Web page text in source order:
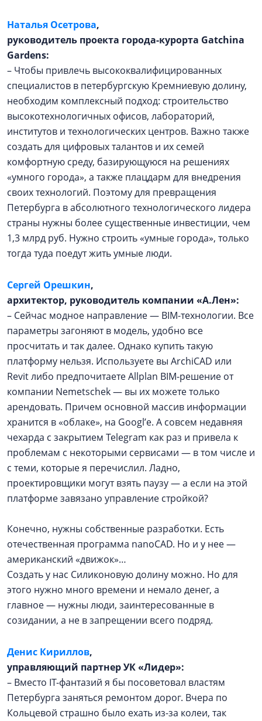
Наталья Осетрова,
руководитель проекта города-курорта Gatchina
Gardens:
– Чтобы привлечь высококвалифицированных
специалистов в петербургскую Кремниевую долину,
необходим комплексный подход: строительство
высокотехнологичных офисов, лабораторий,
институтов и технологических центров. Важно также
создать для цифровых талантов и их семей
комфортную среду, базирующуюся на решениях
«умного города», а также плацдарм для внедрения
своих технологий. Поэтому для превращения
Петербурга в абсолютного технологического лидера
страны нужны более существенные инвестиции, чем
1,3 млрд руб. Нужно строить «умные города», только
тогда туда поедут жить умные люди.
Сергей Орешкин,
архитектор, руководитель компании «А.Лен»:
– Сейчас модное направление — BIM-технологии. Все
параметры загоняют в модель, удобно все
просчитать и так далее. Однако купить такую
платформу нельзя. Используете вы ArchiCAD или
Revit либо предпочитаете Allplan BIM-решение от
компании Nemetschek — вы их можете только
арендовать. Причем основной массив информации
хранится в «облаке», на Googl’е. А совсем недавняя
чехарда с закрытием Telegram как раз и привела к
проблемам с некоторыми сервисами — в том числе и
с теми, которые я перечислил. Ладно,
проектировщики могут взять паузу — а если на этой
платформе завязано управление стройкой?
Конечно, нужны собственные разработки. Есть
отечественная программа nanoCAD. Но и у нее —
американский «движок»…
Создать у нас Силиконовую долину можно. Но для
этого нужно много времени и немало денег, а
главное — нужны люди, заинтересованные в
созидании, а не в запрещении всего подряд.
Денис Кириллов,
управляющий партнер УК «Лидер»:
– Вместо IT-фантазий я бы посоветовал властям
Петербурга заняться ремонтом дорог. Вчера по
Кольцевой страшно было ехать из-за колеи, так